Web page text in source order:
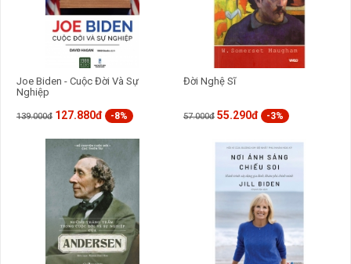
Joe Biden - Cuộc Đời Và Sự
Nghiệp
139.000đ 127.880đ -8%
Đời Nghệ Sĩ
57.000đ 55.290đ -3%